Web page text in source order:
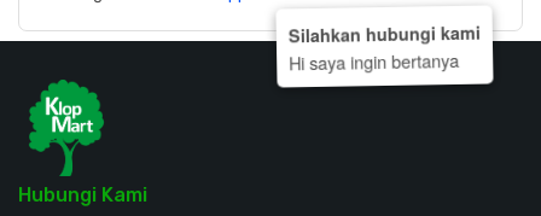
Hubungi Kami
Silahkan hubungi kami
Hi saya ingin bertanya